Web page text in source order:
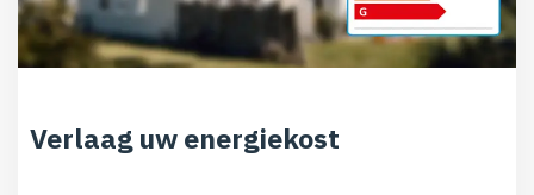
Verlaag uw energiekost